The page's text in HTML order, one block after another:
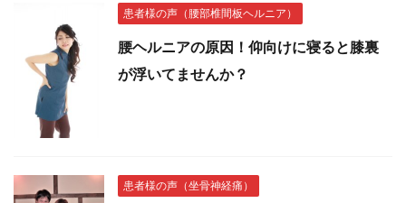
患者様の声（腰部椎間板ヘルニア）
腰ヘルニアの原因！仰向けに寝ると膝裏
が浮いてませんか？
患者様の声（坐骨神経痛）